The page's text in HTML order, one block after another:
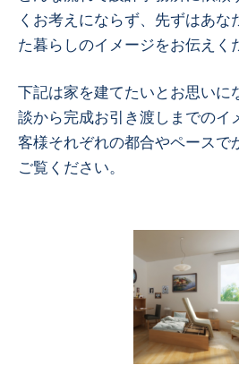
くお考えにならず、先ずはあな
た暮らしのイメージをお伝えく
下記は家を建てたいとお思いに
談から完成お引き渡しまでのイ
客様それぞれの都合やペースで
ご覧ください。